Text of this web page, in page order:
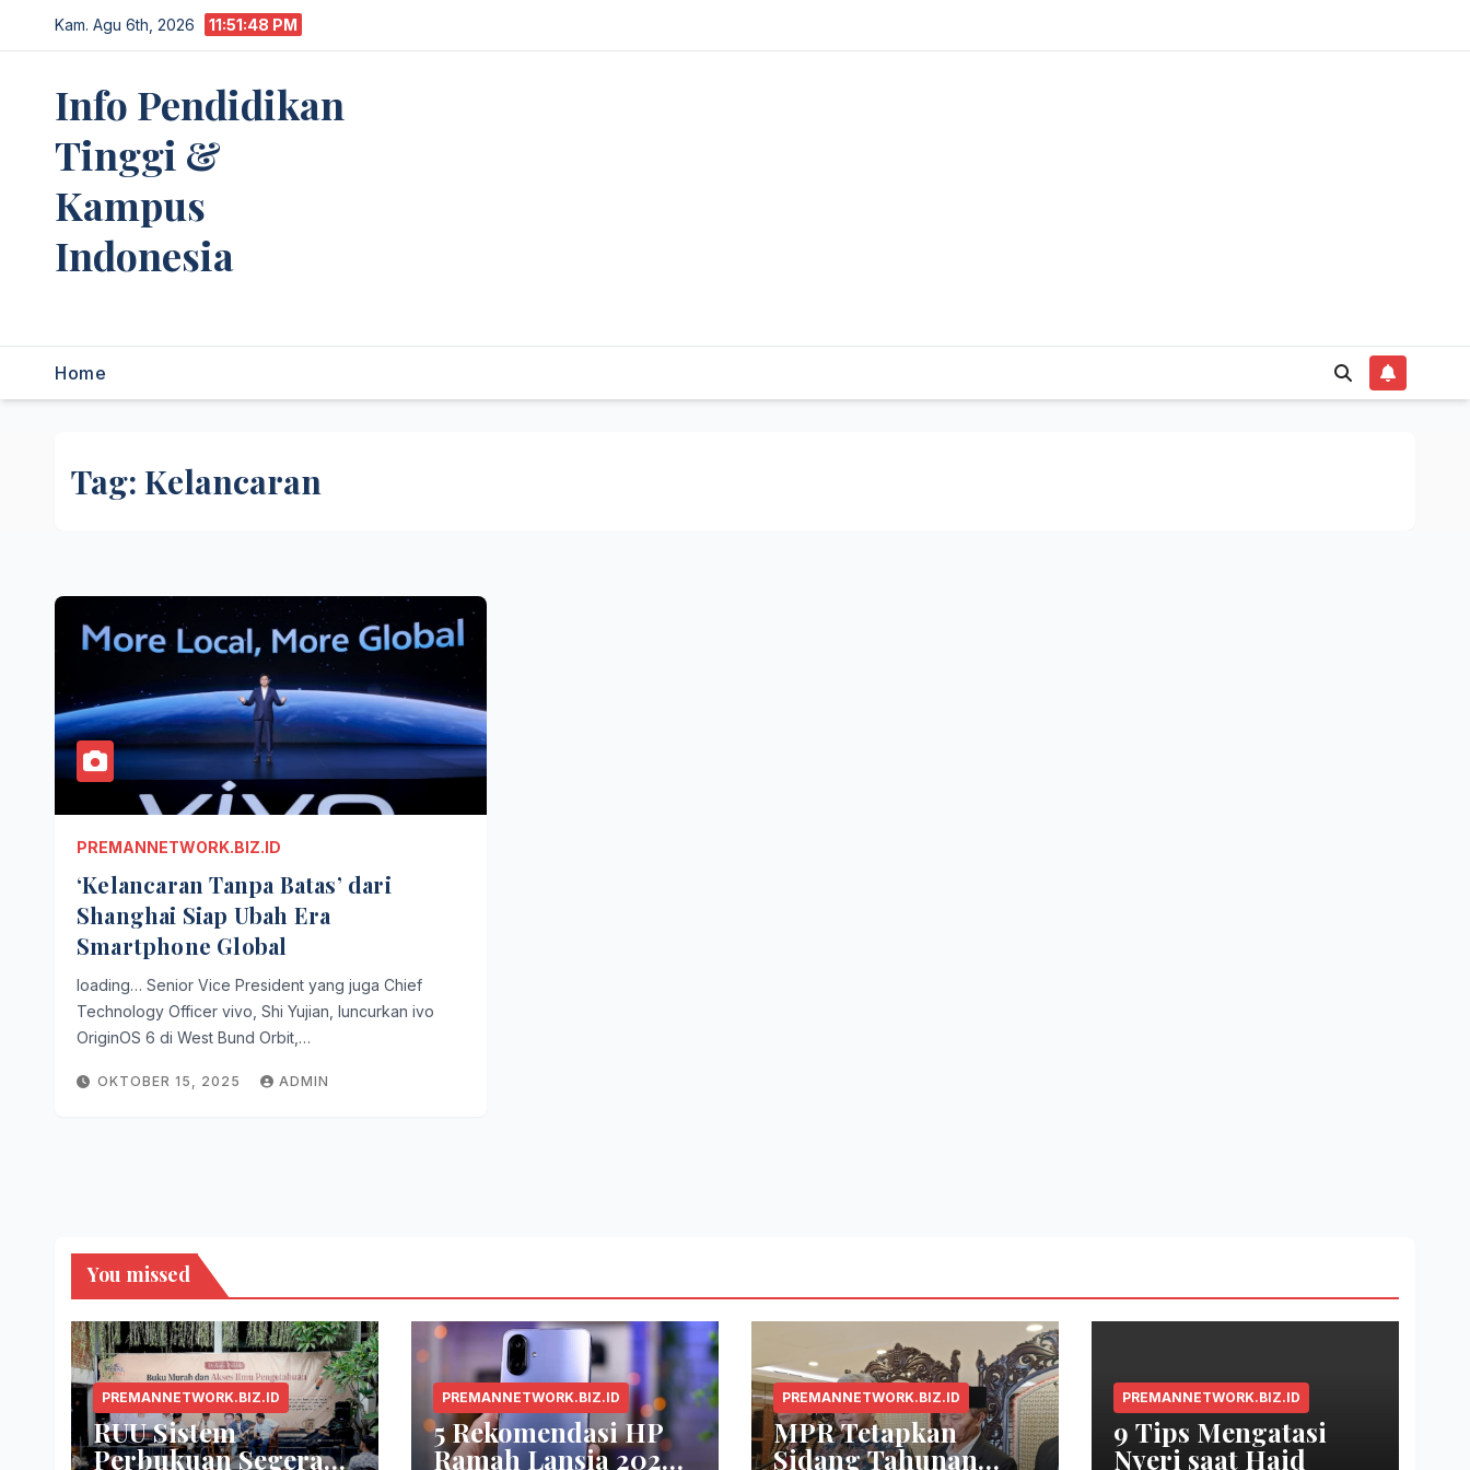
to
Kam. Agu 6th, 2026 11:51:48 PM
Info Pendidikan
Tinggi &
Kampus
Indonesia
Home
Tag: Kelancaran
PREMANNETWORK.BIZ.ID
‘Kelancaran Tanpa Batas’ dari
Shanghai Siap Ubah Era
Smartphone Global
loading… Senior Vice President yang juga Chief
Technology Officer vivo, Shi Yujian, luncurkan ivo
OriginOS 6 di West Bund Orbit,…
OKTOBER 15, 2025 ADMIN
You missed
PREMANNETWORK.BIZ.ID
RUU Sistem
Perbukuan Segera
PREMANNETWORK.BIZ.ID
5 Rekomendasi HP
Ramah Lansia 2026
PREMANNETWORK.BIZ.ID
MPR Tetapkan
Sidang Tahunan
PREMANNETWORK.BIZ.ID
9 Tips Mengatasi
Nyeri saat Haid